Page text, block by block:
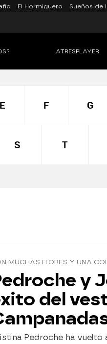
El Hormiguero Sueños de
ATRESPLAYER
E F G
S T
MUCHAS FLORES Y UNA
y
del
Pedroche ha